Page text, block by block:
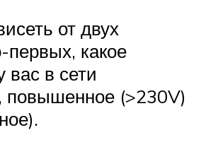
от двух
какое
вас в сети
повышенное (>230V)